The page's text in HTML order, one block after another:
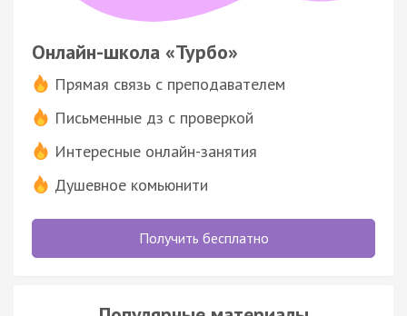
Онлайн-школа «Турбо»
Прямая связь с преподавателем
Письменные дз с проверкой
Интересные онлайн-занятия
Душевное комьюнити
Получить бесплатно